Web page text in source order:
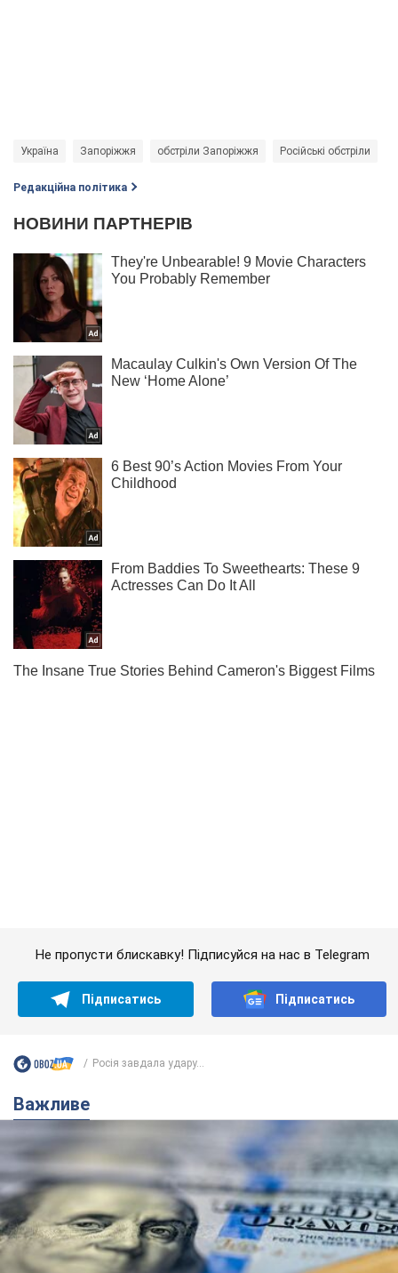
Україна Запоріжжя обстріли Запоріжжя Російські обстріли
Редакційна політика
українцям розповіли, чого очікувати
найближчими днями
Яким буде курс валюти в обмінниках
6.08.2026 22:58 150,4 т.
Українцям обіцяють по 850 грн від
мобільних операторів: що не так з